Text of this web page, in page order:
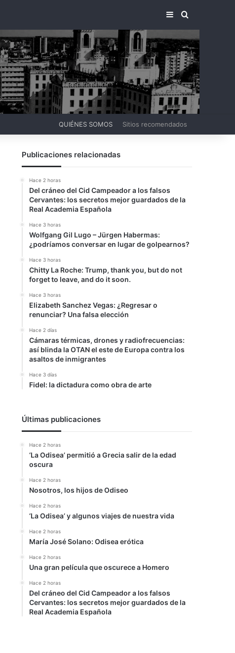
BARRA LATERAL
BUSCAR
QUIÉNES SOMOS Sitios recomendados
Publicaciones relacionadas
Hace 2 horas
Del cráneo del Cid Campeador a los falsos
Cervantes: los secretos mejor guardados de la
Real Academia Española
Hace 3 horas
Wolfgang Gil Lugo – Jürgen Habermas:
¿podríamos conversar en lugar de golpearnos?
Hace 3 horas
Chitty La Roche: Trump, thank you, but do not
forget to leave, and do it soon.
Hace 3 horas
Elizabeth Sanchez Vegas: ¿Regresar o
renunciar? Una falsa elección
Hace 2 días
Cámaras térmicas, drones y radiofrecuencias:
así blinda la OTAN el este de Europa contra los
asaltos de inmigrantes
Hace 3 días
Fidel: la dictadura como obra de arte
Últimas publicaciones
Hace 2 horas
‘La Odisea’ permitió a Grecia salir de la edad
oscura
Hace 2 horas
Nosotros, los hijos de Odiseo
Hace 2 horas
‘La Odisea’ y algunos viajes de nuestra vida
Hace 2 horas
María José Solano: Odisea erótica
Hace 2 horas
Una gran película que oscurece a Homero
Hace 2 horas
Del cráneo del Cid Campeador a los falsos
Cervantes: los secretos mejor guardados de la
Real Academia Española